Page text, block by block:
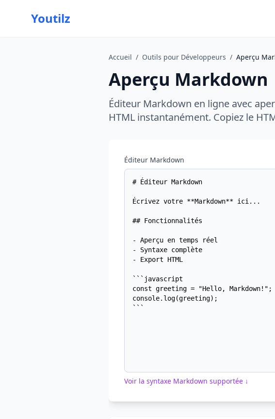
Youtilz
Accueil / Outils pour Développeurs / Aperçu
Aperçu Markdown
Éditeur Markdown en ligne avec
HTML instantanément. Copiez le
Éditeur Markdown
Voir la syntaxe Markdown supportée ↓